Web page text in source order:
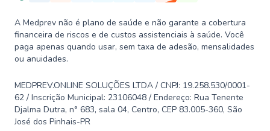
A Medprev não é plano de saúde e não garante a cobertura
financeira de riscos e de custos assistenciais à saúde. Você
paga apenas quando usar, sem taxa de adesão, mensalidades
ou anuidades.
MEDPREV.ONLINE SOLUÇÕES LTDA / CNPJ: 19.258.530/0001-
62 / Inscrição Municipal: 23106048 / Endereço: Rua Tenente
Djalma Dutra, n° 683, sala 04, Centro, CEP 83.005-360, São
José dos Pinhais-PR